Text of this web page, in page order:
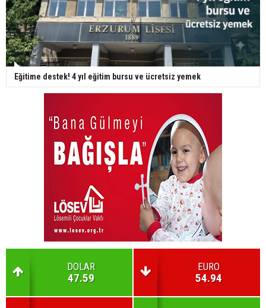
Eğitime destek! 4 yıl eğitim bursu ve ücretsiz yemek
DOLAR
47.59
EURO
54.94